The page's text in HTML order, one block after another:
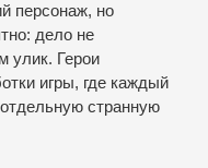
персонаж, но
дело не
улик. Герои
игры, где каждый
странную